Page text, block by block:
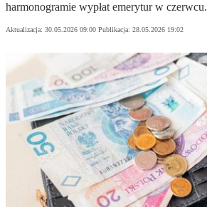
harmonogramie wypłat emerytur w czerwcu.
Aktualizacja: 30.05.2026 09:00 Publikacja: 28.05.2026 19:02